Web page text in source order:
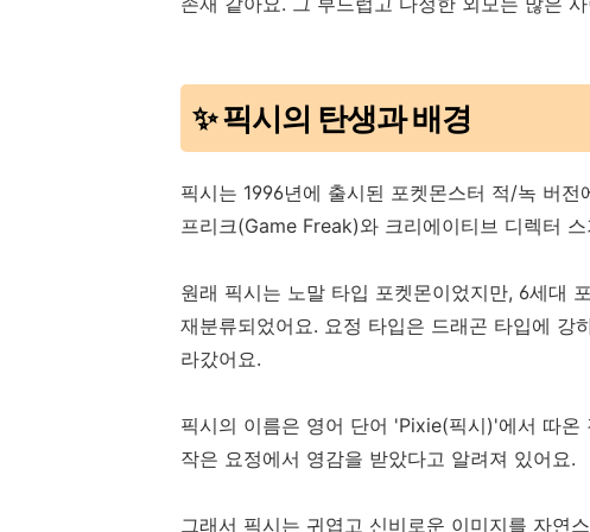
✨ 픽시의 탄생과 배경
픽시는 1996년에 출시된 포켓몬스터 적/녹 버
프리크(Game Freak)와 크리에이티브 디렉터
원래 픽시는 노말 타입 포켓몬이었지만, 6세대
재분류되었어요. 요정 타입은 드래곤 타입에 강
라갔어요.
픽시의 이름은 영어 단어 'Pixie(픽시)'에서 따
작은 요정에서 영감을 받았다고 알려져 있어요.
그래서 픽시는 귀엽고 신비로운 이미지를 자연